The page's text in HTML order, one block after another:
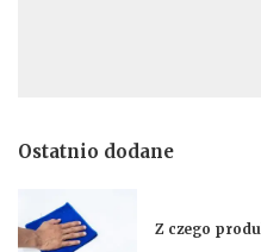
Ostatnio dodane
Z czego